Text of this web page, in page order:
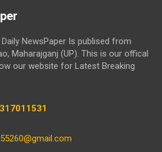
NewsPaper Is publised from
Maharajganj (UP). This is our offical
our website for Latest Breaking